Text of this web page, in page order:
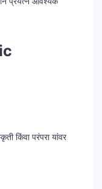
किंवा परंपरा यांवर